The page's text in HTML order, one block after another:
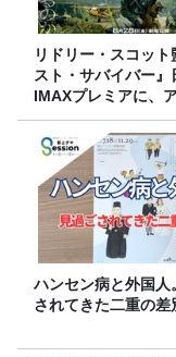
リドリー・スコット
スト・サバイバー』
IMAXプレミアに、
スナー60名をご招待
ハンセン病と外国人
されてきた二重の差